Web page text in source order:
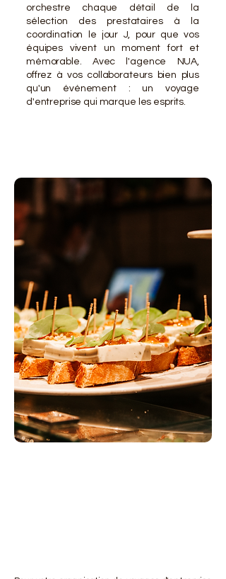
orchestre chaque détail de la
sélection des prestataires à la
coordination le jour J, pour que vos
équipes vivent un moment fort et
mémorable. Avec l'agence NUA,
offrez à vos collaborateurs bien plus
qu'un événement : un voyage
d'entreprise qui marque les esprits.